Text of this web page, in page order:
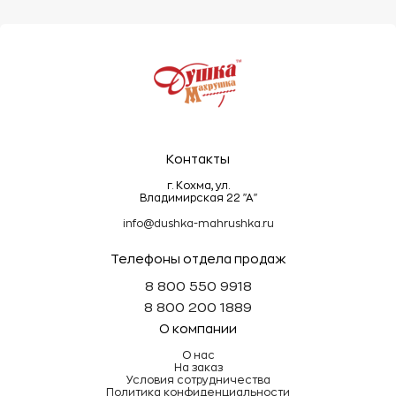
Контакты
г. Кохма, ул.
Владимирская 22 "А"
info@dushka-mahrushka.ru
Телефоны отдела продаж
8 800 550 9918
8 800 200 1889
О компании
О нас
На заказ
Условия сотрудничества
Политика конфиденциальности